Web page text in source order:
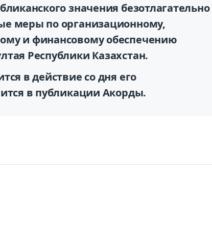
значения безотлагательно
меры по организационному,
и финансовому обеспечению
Республики Казахстан.
в действие со дня его
в публикации Акорды.